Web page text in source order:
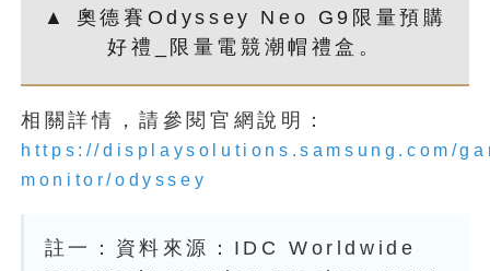
▲ 奧德賽Odyssey Neo G9限量預購
好禮_限量電競潮帽禮盒。
相關詳情，請參閱官網說明：
https://displaysolutions.samsung.com/
monitor/odyssey
註一：資料來源：IDC Worldwide